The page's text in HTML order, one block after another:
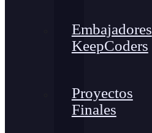
Embajadores
KeepCoders
Proyectos
Finales